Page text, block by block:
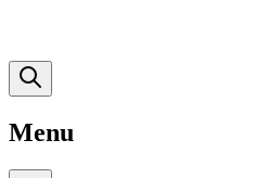
Menu